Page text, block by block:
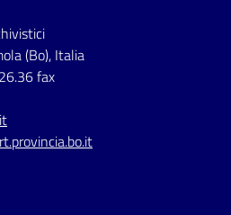
(Bo), Italia
fax